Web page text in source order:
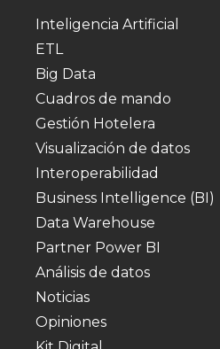
Inteligencia Artificial
ETL
Big Data
Cuadros de mando
Gestión Hotelera
Visualización de datos
Interoperabilidad
Business Intelligence (BI)
Data Warehouse
Partner Power BI
Análisis de datos
Noticias
Opiniones